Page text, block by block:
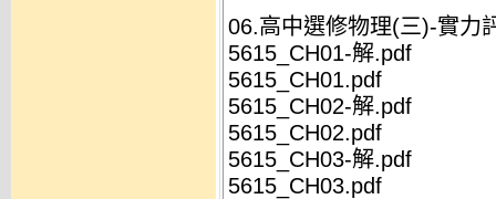
06.高中選修物理(三)-實力
5615_CH01-解.pdf
5615_CH01.pdf
5615_CH02-解.pdf
5615_CH02.pdf
5615_CH03-解.pdf
5615_CH03.pdf